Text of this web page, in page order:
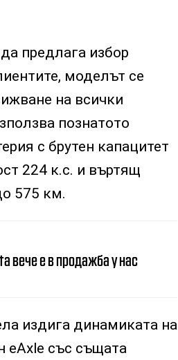
предлага избор
моделът се
на всички
познатото
с брутен капацитет
224 к.с. и въртящ
575 км.
вече е в продажба у нас
издига динамиката на
eAxle със същата